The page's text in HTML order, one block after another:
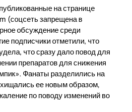
на странице
(соцсеть запрещена в
обсуждение среди
подписчики отметили, что
что сразу дало повод для
препаратов для снижения
Фанаты разделились на
ее новым образом,
по поводу изменений во